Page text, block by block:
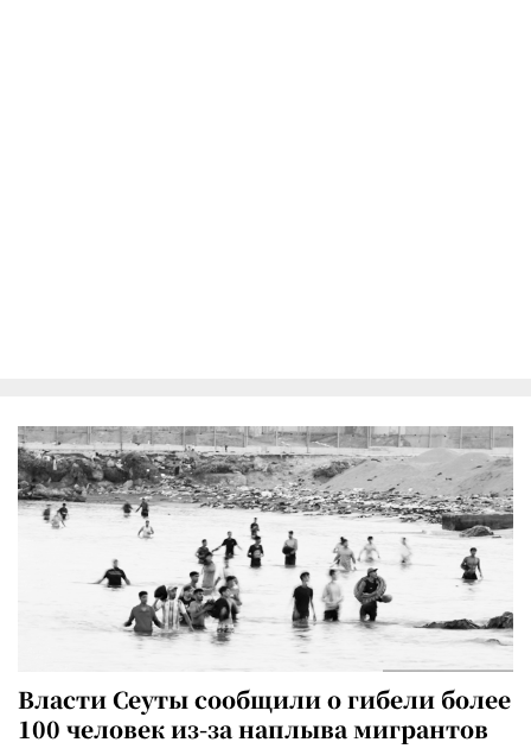
Власти Сеуты сообщили о гибели более
100 человек из-за наплыва мигрантов